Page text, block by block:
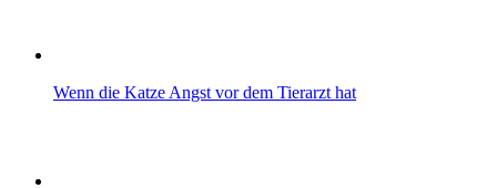
Wenn die Katze Angst vor dem Tierarzt hat